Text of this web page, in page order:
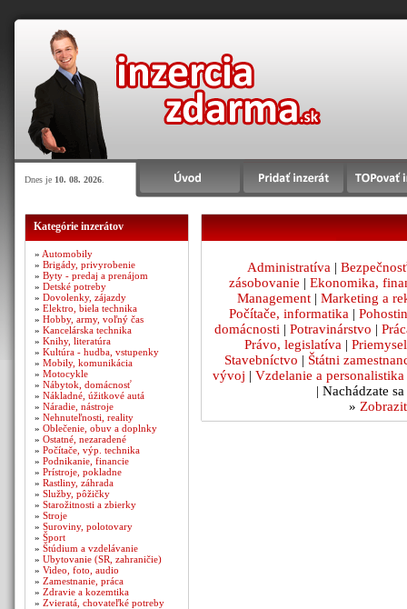
Dnes je 10. 08. 2026
Kategórie inzerátov
» Automobily
» Brigády, privyrobenie
» Byty - predaj a prenájom
» Detské potreby
» Dovolenky, zájazdy
» Elektro, biela technika
» Hobby, army, voľný čas
» Kancelárska technika
» Knihy, literatúra
» Kultúra - hudba, vstupenky
» Mobily, komunikácia
» Motocykle
» Nábytok, domácnosť
» Nákladné, úžitkové autá
» Náradie, nástroje
» Nehnuteľnosti, reality
» Oblečenie, obuv a doplnky
» Ostatné, nezaradené
» Počítače, výp. technika
» Podnikanie, financie
» Prístroje, pokladne
» Rastliny, záhrada
» Služby, pôžičky
» Starožitnosti a zbierky
» Stroje
» Suroviny, polotovary
» Šport
» Štúdium a vzdelávanie
» Ubytovanie (SR, zahraničie)
» Video, foto, audio
» Zamestnanie, práca
» Zdravie a kozemtika
» Zvieratá, chovateľké potreby
Administratíva |
zásobovanie |Ekonomika,
Management |Marketing a
Počítače, informatika |
domácnosti |Potravinárstvo |
Právo, legislatíva |
Stavebníctvo | Štátni
vývoj |Vzdelanie a personalistika
| Nachádzate
»